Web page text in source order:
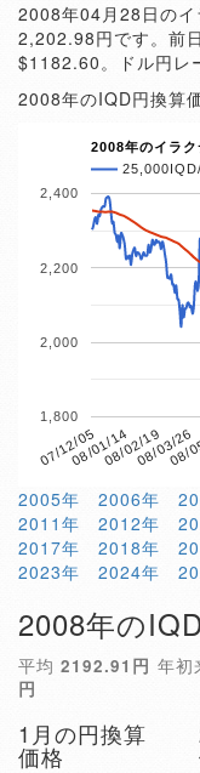
2008年04月28日のイ
2,202.98円です。前
$1182.60。ドル円レ
2008年のIQD円換算
2008年のイラク
07/12/0508/01/1408/02/1908/03/26
08/
1,800
2,000
2,200
2,400
2005年 2006年
2011年
2012年
2017年
2018年
2023年
2024年
2008年の
平均 2192.91円 年初
円
1月の円換算
価格